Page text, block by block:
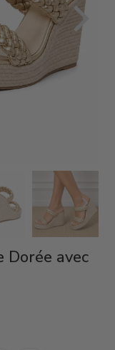
Dorée avec